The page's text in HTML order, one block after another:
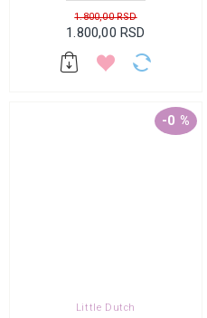
1.800,00 RSD
1.800,00 RSD
-0 %
Little Dutch